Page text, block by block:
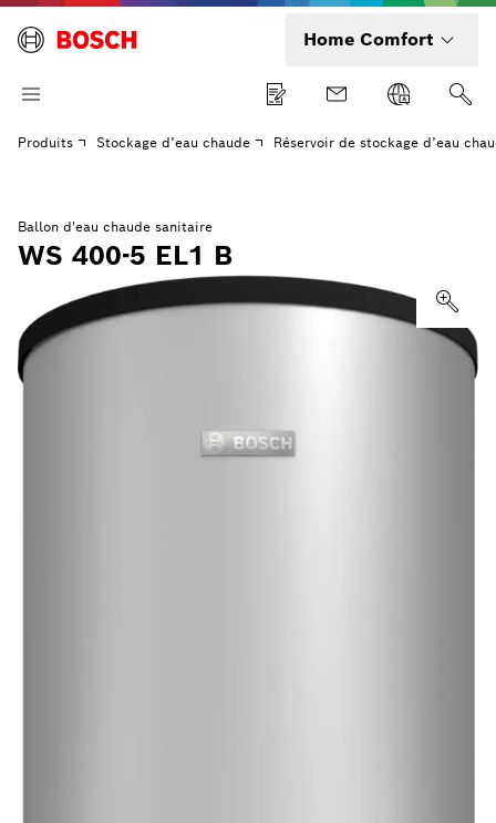
Home Comfort
Produits Stockage d’eau chaude Réservoir de stockage d’eau
Ballon d'eau chaude sanitaire
WS 400-5 EL1 B